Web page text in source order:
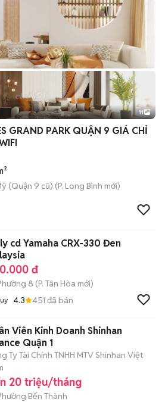
+2
11
GRAND PARK QUẬN 9 GIÁ CHỈ
(Quận 9 cũ) (P. Long Bình mới)
cd Yamaha CRX-330 Đen
đ
8 (P. Tân Hòa mới)
4.3 451 đã bán
Viên Kinh Doanh Shinhan
Quận 1
Ty Tài Chính TNHH MTV Shinhan Việt
20 triệu/tháng
Bến Thành